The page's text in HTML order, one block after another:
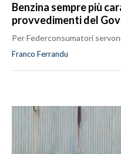
Benzina sempre più
provvedimenti del
Per Federconsumatori
Franco Ferrandu